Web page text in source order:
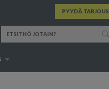
PYYDÄ TARJOUS